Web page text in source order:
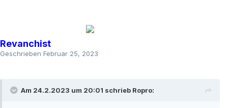
Revanchist
Geschrieben Februar 25, 2023
Am 24.2.2023 um 20:01 schrieb Ropro: